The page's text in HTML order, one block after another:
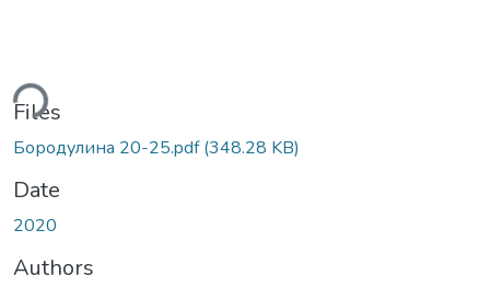
Files
Бородулина 20-25.pdf(348.28 KB)
Date
2020
Authors